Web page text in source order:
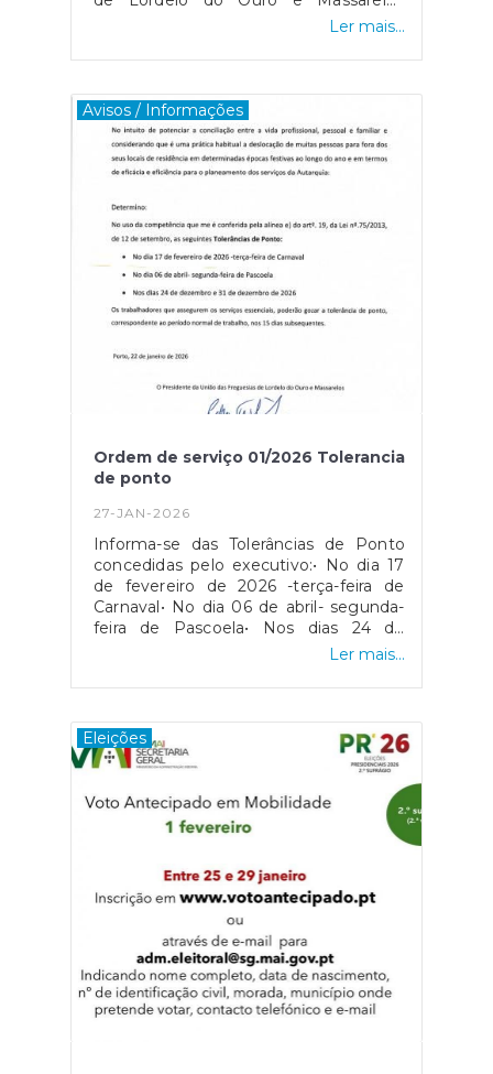
associa-se a esta iniciativa e apela à
fevereiro
Ler mais...
Avisos / Informações
Ordem de serviço 01/2026 Tolerancia
de ponto
27-JAN-2026
Informa-se das Tolerâncias de Ponto
concedidas pelo executivo:• No dia 17
de fevereiro de 2026 -terça-feira de
Carnaval• No dia 06 de abril- segunda-
feira de Pascoela• Nos dias 24 de
dezembro e 31 de dezembro de 2026
Ler mais...
Eleições